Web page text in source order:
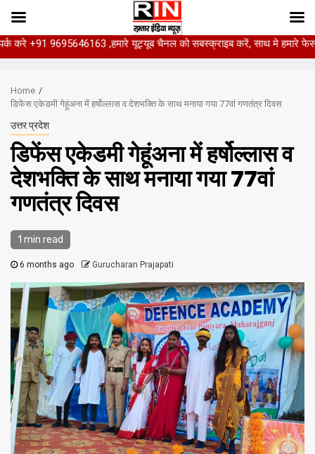
,हमारे यूट्यूब चैनल को सबस्क्राइब करें, साथ मे हमारे फेसबुक को लाइक
content
Home
डिफेंस एकेडमी गेहूंअना में हर्षोल्लास व देशभक्ति के साथ मनाया गया 77वां गणतंत्र दिवस
उत्तर प्रदेश
डिफेंस एकेडमी गेहूंअना में हर्षोल्लास व
देशभक्ति के साथ मनाया गया 77वां
गणतंत्र दिवस
1 min read
6 months ago Gurucharan Prajapati